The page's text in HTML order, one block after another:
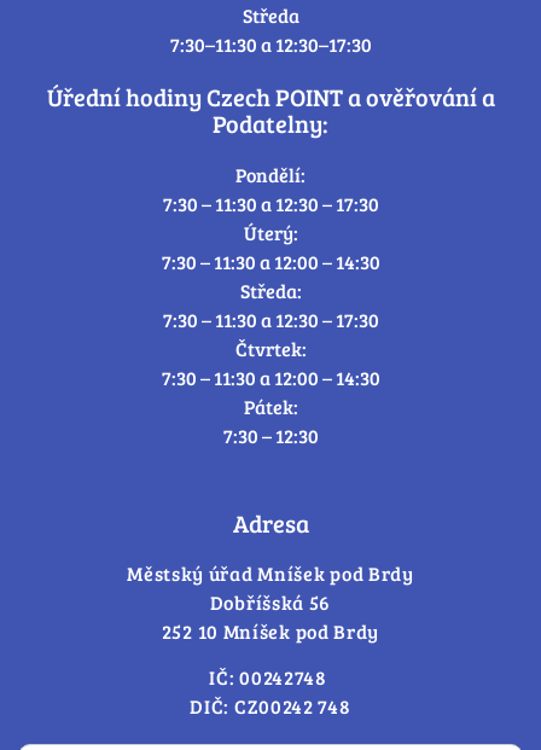
Středa
7:30–11:30 a 12:30–17:30
Úřední hodiny Czech POINT a ověřování a
Podatelny:
Pondělí:
7:30 – 11:30 a 12:30 – 17:30
Úterý:
7:30 – 11:30 a 12:00 – 14:30
Středa:
7:30 – 11:30 a 12:30 – 17:30
Čtvrtek:
7:30 – 11:30 a 12:00 – 14:30
Pátek:
7:30 – 12:30
Adresa
Městský úřad Mníšek pod Brdy
Dobříšská 56
252 10 Mníšek pod Brdy
IČ: 00242748
DIČ: CZ00242 748